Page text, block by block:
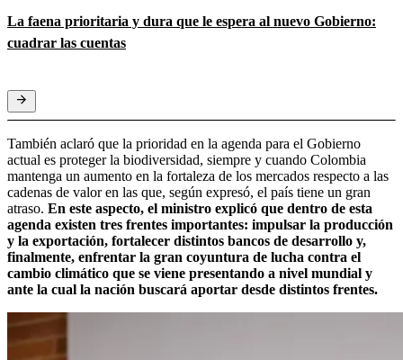
La faena prioritaria y dura que le espera al nuevo Gobierno:
cuadrar las cuentas
También aclaró que la prioridad en la agenda para el Gobierno
actual es proteger la biodiversidad, siempre y cuando Colombia
mantenga un aumento en la fortaleza de los mercados respecto a las
cadenas de valor en las que, según expresó, el país tiene un gran
atraso. En este aspecto, el ministro explicó que dentro de esta
agenda existen tres frentes importantes: impulsar la producción
y la exportación, fortalecer distintos bancos de desarrollo y,
finalmente, enfrentar la gran coyuntura de lucha contra el
cambio climático que se viene presentando a nivel mundial y
ante la cual la nación buscará aportar desde distintos frentes.